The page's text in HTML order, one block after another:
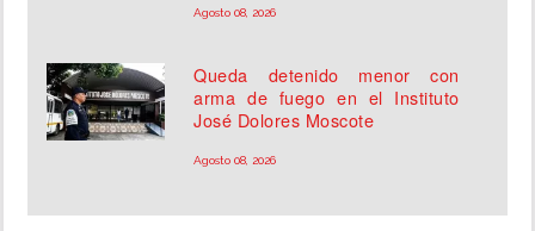
Agosto 08, 2026
Queda detenido menor con
arma de fuego en el Instituto
José Dolores Moscote
Agosto 08, 2026